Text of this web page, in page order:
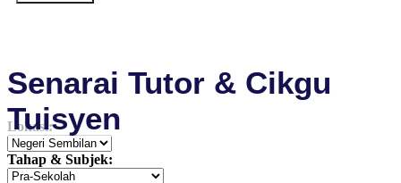
Senarai Tutor & Cikgu
Tuisyen
Lokasi:
Tahap & Subjek: